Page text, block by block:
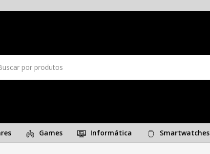
Games Informática Smartwatches